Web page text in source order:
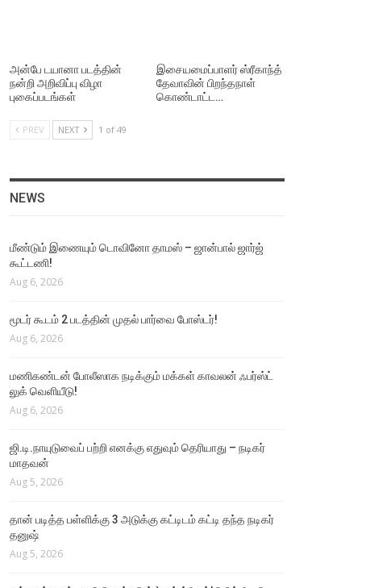
அன்பே டயானா படத்தின்
நன்றி அறிவிப்பு விழா
புகைப்படங்கள்
இசையமைப்பாளர் ஸ்ரீகாந்த்
தேவாவின் பிறந்தநாள்
கொண்டாட்ட…
PREV NEXT 1 of 49
NEWS
மீண்டும் இணையும் டொவினோ தாமஸ் – ஜான்பால் ஜார்ஜ்
கூட்டணி!
Aug 6, 2026
மூடர் கூடம் 2 படத்தின் முதல் பார்வை போஸ்டர்!
Aug 6, 2026
மணிகண்டன் போலீஸாக நடிக்கும் மக்கள் காவலன் ஃபர்ஸ்ட்
லுக் வெளியீடு!
Aug 6, 2026
ஜி.டி.நாயுடுவைப் பற்றி எனக்கு எதுவும் தெரியாது – நடிகர்
மாதவன்
Aug 5, 2026
தான் படித்த பள்ளிக்கு 3 அடுக்கு கட்டிடம் கட்டி தந்த நடிகர்
தனுஷ்
Aug 5, 2026